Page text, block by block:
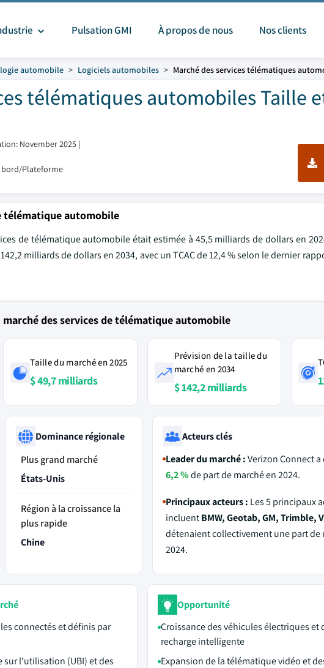
Pulsation GMI À propos de nous Nos clients
automobile Logiciels automobiles Marché des services télématiques
télématiques automobiles Taille
November 2025 |
bord/Plateforme
télématique automobile
de télématique automobile était estimée à 45,5 milliards de dollars en
milliards de dollars en 2034, avec un TCAC de 12,4 % selon le dernier
des services de télématique automobile
Taille du marché en 2025
$ 49,7 milliards
Prévision de la taille du
marché en 2034
$ 142,2 milliards
Dominance régionale
Plus grand marché
États-Unis
Région à la croissance la
plus rapide
Chine
Acteurs clés
Leader du marché :Verizon Connect
6,2 %de part de marché en 2024.
Principaux acteurs : Les 5 principaux
incluentBMW, Geotab, GM, Trimble,
détenaient collectivement une part de
2024.
connectés et définis par
sur l'utilisation (UBI) et des
Opportunité
Croissance des véhicules électriques et
recharge intelligente
Expansion de la télématique vidéo et